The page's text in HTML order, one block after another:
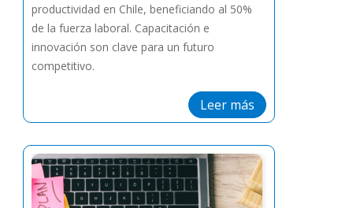
productividad en Chile, beneficiando al 50%
de la fuerza laboral. Capacitación e
innovación son clave para un futuro
competitivo.
Leer más